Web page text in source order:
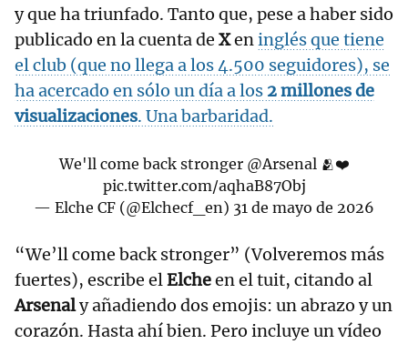
y que ha triunfado. Tanto que, pese a haber sido
publicado en la cuenta de Xeninglés que tiene
el club (que no llega a los 4.500 seguidores), se
ha acercado en sólo un día a los 2 millones de
visualizaciones. Una barbaridad.
We'll come back stronger @Arsenal 🫂❤️
pic.twitter.com/aqhaB87Obj
— Elche CF (@Elchecf_en) 31 de mayo de 2026
“We’ll come back stronger” (Volveremos más
fuertes), escribe elElcheen el tuit, citando al
Arsenaly añadiendo dos emojis: un abrazo y un
corazón. Hasta ahí bien. Pero incluye un vídeo